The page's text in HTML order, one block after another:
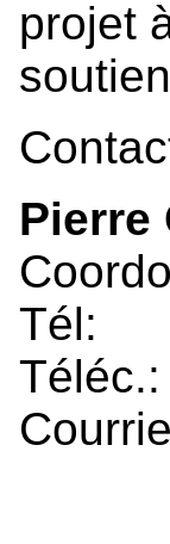
projet
Pierre
Tél: